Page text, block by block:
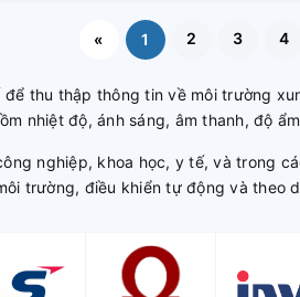
« 1 2 3 4
thu thập thông tin về môi trường
nhiệt độ, ánh sáng, âm thanh, độ
nghiệp, khoa học, y tế, và trong
trường, điều khiển tự động và theo